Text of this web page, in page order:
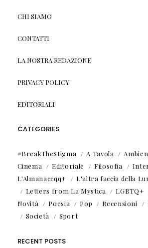
CHI SIAMO
CONTATTI
LA NOSTRA REDAZIONE
PRIVACY POLICY
EDITORIALI
CATEGORIES
#BreakTheStigma A Tavola
Cinema
Editoriale Filosofia
L'Almanaccqq+
L'altra faccia della
Letters from La Mystica
LGBTQ+
Novità
Poesia Pop Recensioni
Società
Sport
RECENT POSTS